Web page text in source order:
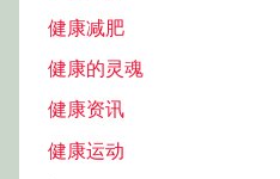
健康减肥
健康的灵魂
健康资讯
健康运动